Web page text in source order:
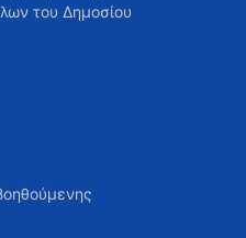
του Δημοσίου